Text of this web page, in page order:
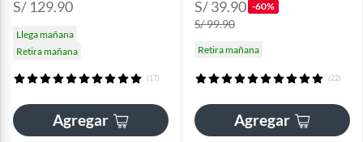
S/ 129.90
Llega mañana
Retira mañana
(17)
Agregar
S/ 39.90 -60%
S/ 99.90
Retira mañana
(22)
Agregar